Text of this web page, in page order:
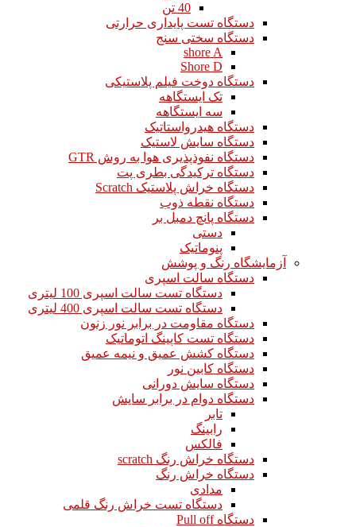
40 تن
دستگاه تست پایداری حرارتی
دستگاه سختی سنج
shore A
Shore D
دستگاه دوخت فیلم پلاستیکی
تک ایستگاهه
سه ایستگاهه
دستگاه هیدرواستاتیک
دستگاه سایش لاستیک
دستگاه نفوذپذیری هوا به روش GTR
دستگاه ترکیدگی بطری پت
دستگاه خراش پلاستیک Scratch
دستگاه نقطه ذوب
دستگاه پانچ دمبل بر
دستی
پنوماتیک
آزمایشگاه رنگ و پوشش
دستگاه سالت اسپری
دستگاه تست سالت اسپری 100 لیتری
دستگاه تست سالت اسپری 400 لیتری
دستگاه مقاومت در برابر نور زنون
دستگاه تست کاپینگ اتوماتیک
دستگاه کشش عمیق و نیمه عمیق
دستگاه کابین نور
دستگاه سایش دورانی
دستگاه دوام در برابر سایش
تابر
رابینگ
فالکس
دستگاه خراش رنگ scratch
دستگاه خراش رنگ
مدادی
دستگاه تست خراش رنگ قلمی
دستگاه Pull off